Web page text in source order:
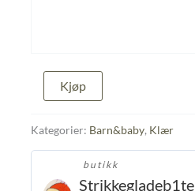
Solhatt
antall
Kjøp
Kategorier: Barn&baby, Klær
butikk
Strikkegladeb1te